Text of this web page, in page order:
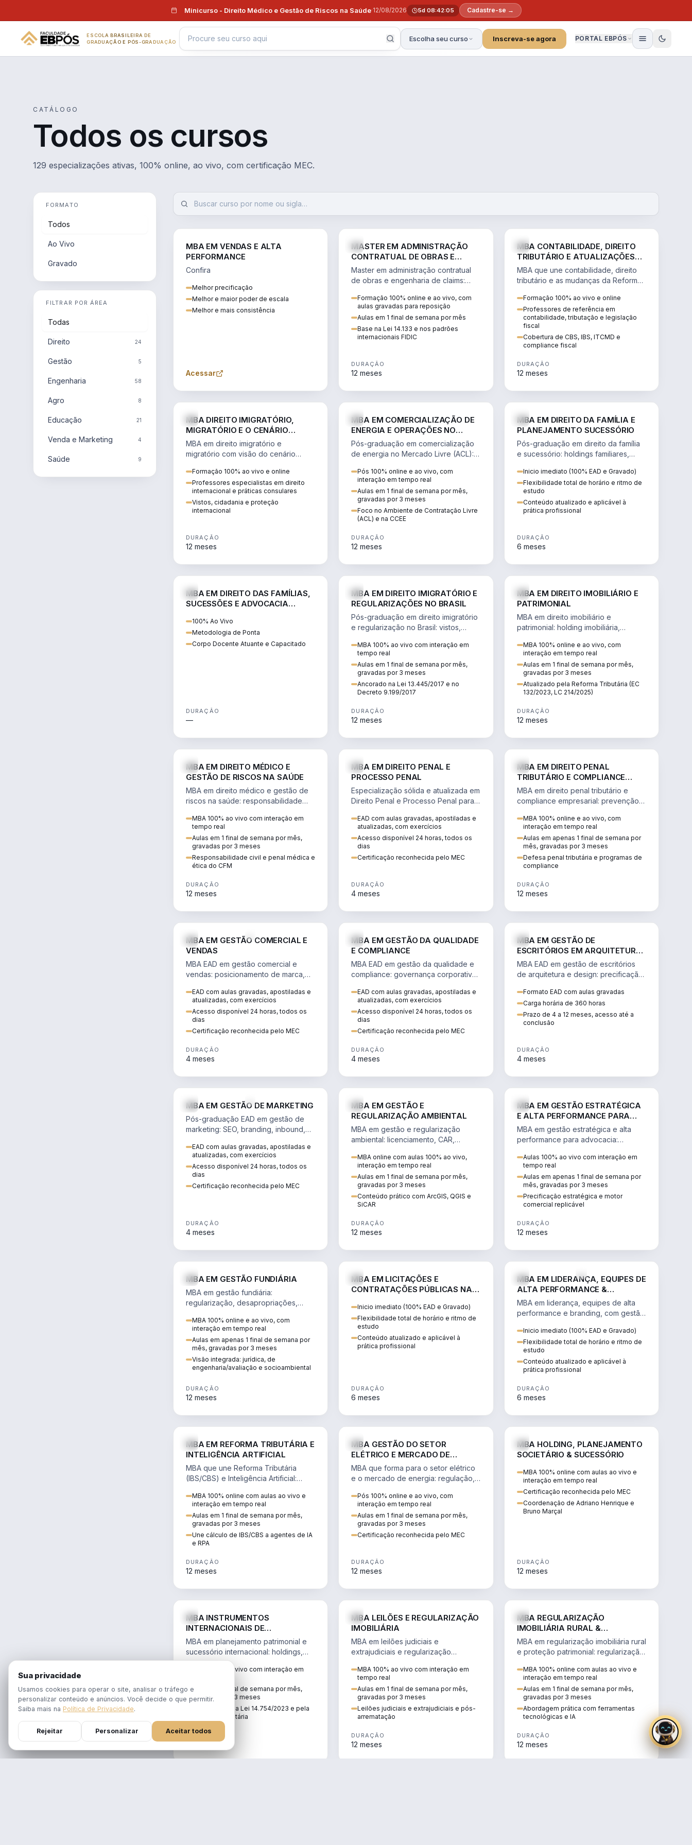
Minicurso - Direito Médico e Gestão de Riscos na Saúde·12/08/2026 5d 08:42:04 Cadastre-se →
ESCOLA BRASILEIRA DE
GRADUAÇÃO E PÓS-GRADUAÇÃO
Escolha seu curso Inscreva-se agora PORTAL EBPÓS
CATÁLOGO
Todos os cursos
129 especializações ativas, 100% online, ao vivo, com certificação MEC.
FORMATO
Todos
Ao Vivo
Gravado
FILTRAR POR ÁREA
Todas
Direito 24
Gestão 5
Engenharia 58
Agro 8
Educação 21
Venda e Marketing 4
Saúde 9
MBA EM VENDAS E ALTA
PERFORMANCE
Confira
Melhor precificação
Melhor e maior poder de escala
Melhor e mais consistência
Acessar
MASTER EM ADMINISTRAÇÃO
CONTRATUAL DE OBRAS E
ENGENHARIA DE CLAIMS
Master em administração contratual
de obras e engenharia de claims:
pleitos, delay analysis e FIDIC.
Formação 100% online e ao vivo, com
aulas gravadas para reposição
Aulas em 1 final de semana por mês
Base na Lei 14.133 e nos padrões
internacionais FIDIC
DURAÇÃO
12 meses
MBA CONTABILIDADE, DIREITO
TRIBUTÁRIO E ATUALIZAÇÕES
DA REFORMA TRIBUTÁRIA
MBA que une contabilidade, direito
tributário e as mudanças da Reforma
estratégica no novo cenário.
Formação 100% ao vivo e online
Professores de referência em
contabilidade, tributação e legislação
fiscal
Cobertura de CBS, IBS, ITCMD e
compliance fiscal
DURAÇÃO
12 meses
MBA DIREITO IMIGRATÓRIO,
MIGRATÓRIO E O CENÁRIO
INTERNACIONAL
MBA em direito imigratório e
migratório com visão do cenário
regularização e consultoria
transnacional.
Formação 100% ao vivo e online
Professores especialistas em direito
internacional e práticas consulares
Vistos, cidadania e proteção
internacional
DURAÇÃO
12 meses
MBA EM COMERCIALIZAÇÃO DE
ENERGIA E OPERAÇÕES NO
MERCADO LIVRE
Pós-graduação em comercialização
de energia no Mercado Livre (ACL):
risco e migração de clientes.
Pós 100% online e ao vivo, com
interação em tempo real
Aulas em 1 final de semana por mês,
gravadas por 3 meses
Foco no Ambiente de Contratação Livre
(ACL) e na CCEE
DURAÇÃO
12 meses
MBA EM DIREITO DA FAMÍLIA E
PLANEJAMENTO SUCESSÓRIO
Pós-graduação em direito da família
e sucessório: holdings familiares,
tributação da sucessão.
Inicio imediato (100% EAD e Gravado)
Flexibilidade total de horário e ritmo de
estudo
Conteúdo atualizado e aplicável à
prática profissional
DURAÇÃO
6 meses
MBA EM DIREITO DAS FAMÍLIAS,
SUCESSÕES E ADVOCACIA
100% Ao Vivo
Metodologia de Ponta
Corpo Docente Atuante e Capacitado
DURAÇÃO
—
MBA EM DIREITO IMIGRATÓRIO E
REGULARIZAÇÕES NO BRASIL
Pós-graduação em direito imigratório
e regularização no Brasil: vistos,
tributação do imigrante.
MBA 100% ao vivo com interação em
tempo real
Aulas em 1 final de semana por mês,
gravadas por 3 meses
Ancorado na Lei 13.445/2017 e no
Decreto 9.199/2017
DURAÇÃO
12 meses
MBA EM DIREITO IMOBILIÁRIO E
PATRIMONIAL
MBA em direito imobiliário e
patrimonial: holding imobiliária,
contratos e impactos da Reforma
Tributária.
MBA 100% online e ao vivo, com
interação em tempo real
Aulas em 1 final de semana por mês,
gravadas por 3 meses
Atualizado pela Reforma Tributária (EC
132/2023, LC 214/2025)
DURAÇÃO
12 meses
MBA EM DIREITO MÉDICO E
GESTÃO DE RISCOS NA SAÚDE
MBA em direito médico e gestão de
riscos na saúde: responsabilidade
judicialização e planejamento
patrimonial.
MBA 100% ao vivo com interação em
tempo real
Aulas em 1 final de semana por mês,
gravadas por 3 meses
Responsabilidade civil e penal médica e
ética do CFM
DURAÇÃO
12 meses
MBA EM DIREITO PENAL E
PROCESSO PENAL
Especialização sólida e atualizada em
Direito Penal e Processo Penal para a
jurídicos.
EAD com aulas gravadas, apostiladas e
atualizadas, com exercícios
Acesso disponível 24 horas, todos os
dias
Certificação reconhecida pelo MEC
DURAÇÃO
4 meses
MBA EM DIREITO PENAL
TRIBUTÁRIO E COMPLIANCE
EMPRESARIAL
MBA em direito penal tributário e
compliance empresarial: prevenção à
tributários e auditoria.
MBA 100% online e ao vivo, com
interação em tempo real
Aulas em apenas 1 final de semana por
mês, gravadas por 3 meses
Defesa penal tributária e programas de
compliance
DURAÇÃO
12 meses
MBA EM GESTÃO COMERCIAL E
VENDAS
MBA EAD em gestão comercial e
vendas: posicionamento de marca,
comportamento do consumidor na
era digital.
EAD com aulas gravadas, apostiladas e
atualizadas, com exercícios
Acesso disponível 24 horas, todos os
dias
Certificação reconhecida pelo MEC
DURAÇÃO
4 meses
MBA EM GESTÃO DA QUALIDADE
E COMPLIANCE
MBA EAD em gestão da qualidade e
compliance: governança corporativa,
contínua e IA aplicada a processos.
EAD com aulas gravadas, apostiladas e
atualizadas, com exercícios
Acesso disponível 24 horas, todos os
dias
Certificação reconhecida pelo MEC
DURAÇÃO
4 meses
MBA EM GESTÃO DE
ESCRITÓRIOS EM ARQUITETURA
E DESIGN
MBA EAD em gestão de escritórios
de arquitetura e design: precificação,
gestão de equipes criativas.
Formato EAD com aulas gravadas
Carga horária de 360 horas
Prazo de 4 a 12 meses, acesso até a
conclusão
DURAÇÃO
4 meses
MBA EM GESTÃO DE MARKETING
Pós-graduação EAD em gestão de
marketing: SEO, branding, inbound,
decisões orientadas por dados.
EAD com aulas gravadas, apostiladas e
atualizadas, com exercícios
Acesso disponível 24 horas, todos os
dias
Certificação reconhecida pelo MEC
DURAÇÃO
4 meses
MBA EM GESTÃO E
REGULARIZAÇÃO AMBIENTAL
MBA em gestão e regularização
ambiental: licenciamento, CAR,
perícia ambiental com ArcGIS, QGIS e
SiCAR.
MBA online com aulas 100% ao vivo,
interação em tempo real
Aulas em 1 final de semana por mês,
gravadas por 3 meses
Conteúdo prático com ArcGIS, QGIS e
SiCAR
DURAÇÃO
12 meses
MBA EM GESTÃO ESTRATÉGICA
E ALTA PERFORMANCE PARA
ADVOCACIA
MBA em gestão estratégica e alta
performance para advocacia:
escalável, lucrativo e bem
precificado.
Aulas 100% ao vivo com interação em
tempo real
Aulas em apenas 1 final de semana por
mês, gravadas por 3 meses
Precificação estratégica e motor
comercial replicável
DURAÇÃO
12 meses
MBA EM GESTÃO FUNDIÁRIA
MBA em gestão fundiária:
regularização, desapropriações,
ambiental em projetos de
infraestrutura.
MBA 100% online e ao vivo, com
interação em tempo real
Aulas em apenas 1 final de semana por
mês, gravadas por 3 meses
Visão integrada: jurídica, de
engenharia/avaliação e socioambiental
DURAÇÃO
12 meses
MBA EM LICITAÇÕES E
CONTRATAÇÕES PÚBLICAS NA
Inicio imediato (100% EAD e Gravado)
Flexibilidade total de horário e ritmo de
estudo
Conteúdo atualizado e aplicável à
prática profissional
DURAÇÃO
6 meses
MBA EM LIDERANÇA, EQUIPES DE
ALTA PERFORMANCE &
BRANDING
MBA em liderança, equipes de alta
performance e branding, com gestão
e comunicação persuasiva.
Inicio imediato (100% EAD e Gravado)
Flexibilidade total de horário e ritmo de
estudo
Conteúdo atualizado e aplicável à
prática profissional
DURAÇÃO
6 meses
MBA EM REFORMA TRIBUTÁRIA E
INTELIGÊNCIA ARTIFICIAL
MBA que une Reforma Tributária
(IBS/CBS) e Inteligência Artificial:
RPA e automação da rotina fiscal.
MBA 100% online com aulas ao vivo e
interação em tempo real
Aulas em 1 final de semana por mês,
gravadas por 3 meses
Une cálculo de IBS/CBS a agentes de IA
e RPA
DURAÇÃO
12 meses
MBA GESTÃO DO SETOR
ELÉTRICO E MERCADO DE
ENERGIA
MBA que forma para o setor elétrico
e o mercado de energia: regulação,
transmissão e revisão tarifária.
Pós 100% online e ao vivo, com
interação em tempo real
Aulas em 1 final de semana por mês,
gravadas por 3 meses
Certificação reconhecida pelo MEC
DURAÇÃO
12 meses
MBA HOLDING, PLANEJAMENTO
SOCIETÁRIO & SUCESSÓRIO
MBA 100% online com aulas ao vivo e
interação em tempo real
Certificação reconhecida pelo MEC
Coordenação de Adriano Henrique e
Bruno Marçal
DURAÇÃO
12 meses
MBA INSTRUMENTOS
INTERNACIONAIS DE
PLANEJAMENTO PATRIMONIAL &
SUCESSÓRIO
MBA em planejamento patrimonial e
sucessório internacional: holdings,
trusts e offshore sob a Lei
14.754/2023 e a Reforma Tributária.
MBA 100% ao vivo com interação em
Aulas em 1 final de semana por mês,
gravadas por 3 meses
Atualizado pela Lei 14.754/2023 e pela
Reforma Tributária
DURAÇÃO
12 meses
MBA LEILÕES E REGULARIZAÇÃO
IMOBILIÁRIA
MBA em leilões judiciais e
extrajudiciais e regularização
alienação fiduciária e pós-
arrematação.
MBA 100% ao vivo com interação em
tempo real
Aulas em 1 final de semana por mês,
gravadas por 3 meses
Leilões judiciais e extrajudiciais e pós-
arrematação
DURAÇÃO
12 meses
MBA REGULARIZAÇÃO
IMOBILIÁRIA RURAL &
PROTEÇÃO PATRIMONIAL
MBA em regularização imobiliária rural
e proteção patrimonial: regularização
rural.
MBA 100% online com aulas ao vivo e
interação em tempo real
Aulas em 1 final de semana por mês,
gravadas por 3 meses
Abordagem prática com ferramentas
tecnológicas e IA
DURAÇÃO
12 meses
Sua privacidade
Usamos cookies para operar o site, analisar o tráfego e
personalizar conteúdo e anúncios. Você decide o que permitir.
Saiba mais na Política de Privacidade.
Rejeitar Personalizar Aceitar todos